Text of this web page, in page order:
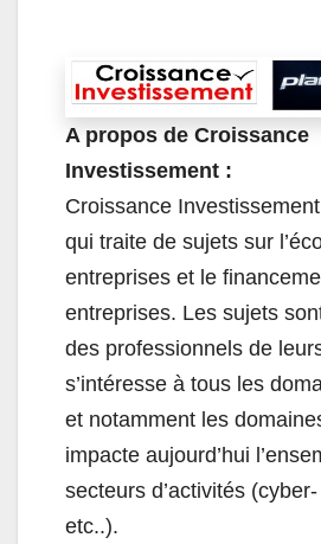
A propos de Croissance
Investissement :
Croissance
qui traite de sujets sur
entreprises et le
entreprises. Les sujets
des professionnels de
s’intéresse à tous les
et notamment les
impacte aujourd’hui
secteurs d’activités
etc..).